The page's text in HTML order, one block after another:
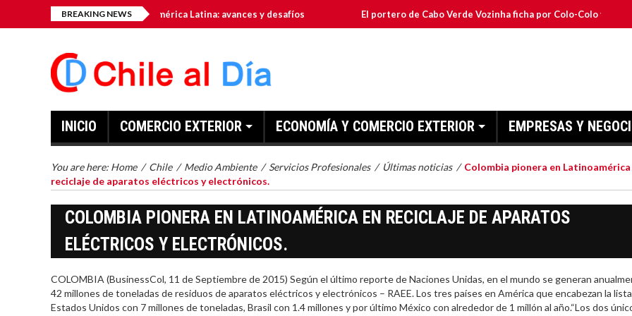
BREAKING NEWS
hub tecnológico de América Latina: avances y desafíos El portero de Cabo Verde Vozinha ficha por Colo-Colo y JETOUR
INICIO COMERCIO EXTERIOR ECONOMÍA Y COMERCIO EXTERIOR EMPRESAS Y
You are here: Home / Chile / Medio Ambiente / Servicios Profesionales / Últimas noticias / Colombia pionera en Latinoamérica
reciclaje de aparatos eléctricos y electrónicos.
COLOMBIA PIONERA EN LATINOAMÉRICA EN RECICLAJE DE APARATOS
ELÉCTRICOS Y ELECTRÓNICOS.
COLOMBIA (BusinessCol, 11 de Septiembre de 2015) Según el último reporte de Naciones Unidas, en el mundo se generan
42 millones de toneladas de residuos de aparatos eléctricos y electrónicos – RAEE. Los tres países en América que encabezan la
Estados Unidos con 7 millones de toneladas, Brasil con 1.4 millones y por último México con alrededor de 1 millón al año.“Los dos